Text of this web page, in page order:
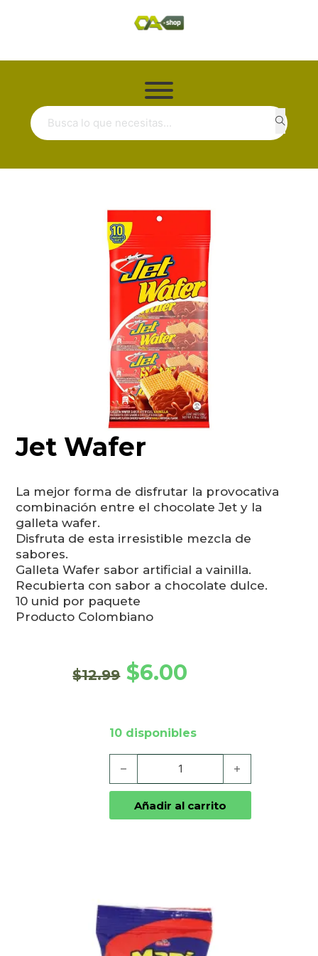
Buscar ...
Jet Wafer
La mejor forma de disfrutar la provocativa
combinación entre el chocolate Jet y la
galleta wafer.
Disfruta de esta irresistible mezcla de
sabores.
Galleta Wafer sabor artificial a vainilla.
Recubierta con sabor a chocolate dulce.
10 unid por paquete
Producto Colombiano
$12.99
El precio original era:
$6.00
10 disponibles
Jet Wafer cantidad
Añadir al carrito